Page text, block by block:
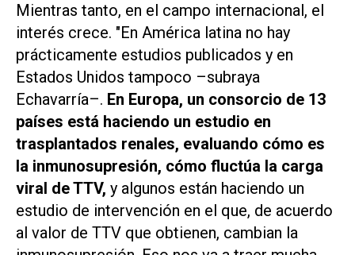
Mientras tanto, en el campo internacional, el
interés crece. "En América latina no hay
prácticamente estudios publicados y en
Estados Unidos tampoco –subraya
Echavarría–. En Europa, un consorcio de 13
países está haciendo un estudio en
trasplantados renales, evaluando cómo es
la inmunosupresión, cómo fluctúa la carga
viral de TTV, y algunos están haciendo un
estudio de intervención en el que, de acuerdo
al valor de TTV que obtienen, cambian la